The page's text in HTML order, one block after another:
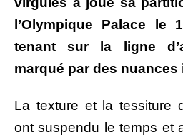
l’Olympique Palace le
tenant sur la ligne
marqué par des
La texture et la tessiture
ont suspendu le temps et